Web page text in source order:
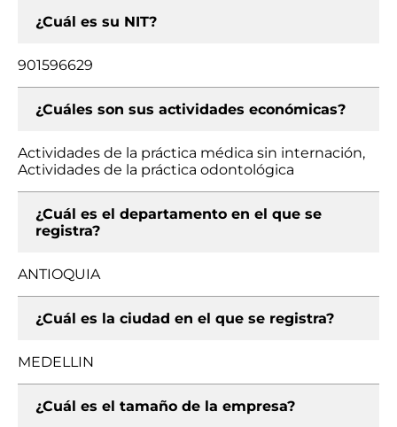
¿Cuál es su NIT?
901596629
¿Cuáles son sus actividades económicas?
Actividades de la práctica médica sin internación,
Actividades de la práctica odontológica
¿Cuál es el departamento en el que se
registra?
ANTIOQUIA
¿Cuál es la ciudad en el que se registra?
MEDELLIN
¿Cuál es el tamaño de la empresa?